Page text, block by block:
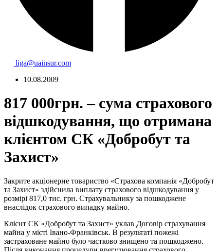
liga@uainsur.com
10.08.2009
817 000грн. – сума страхового
відшкодування, що отримана
клієнтом СК «Добробут та
Захист»
Закрите акціонерне товариство «Страхова компанія «Добробут
та Захист» здійснила виплату страхового відшкодування у
розмірі 817,0 тис. грн. Страхувальнику за пошкоджене
внаслідок страхового випадку майно.
Клієнт СК «Добробут та Захист» уклав Договір страхування
майна у місті Івано-Франківськ. В результаті пожежі
застраховане майно було частково знищено та пошкоджено.